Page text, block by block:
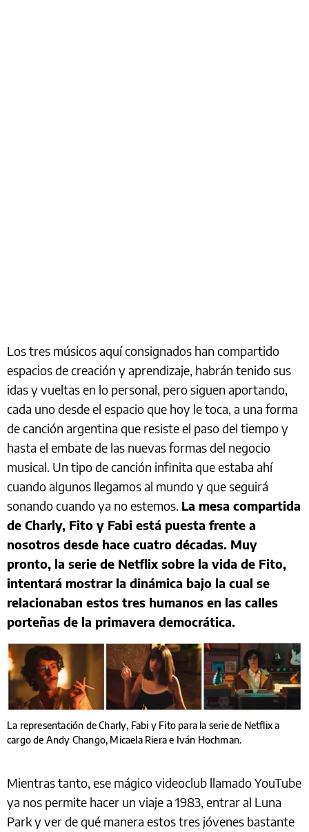
Los tres músicos aquí consignados han compartido
espacios de creación y aprendizaje, habrán tenido sus
idas y vueltas en lo personal, pero siguen aportando,
cada uno desde el espacio que hoy le toca, a una forma
de canción argentina que resiste el paso del tiempo y
hasta el embate de las nuevas formas del negocio
musical. Un tipo de canción infinita que estaba ahí
cuando algunos llegamos al mundo y que seguirá
sonando cuando ya no estemos. La mesa compartida
de Charly, Fito y Fabi está puesta frente a
nosotros desde hace cuatro décadas. Muy
pronto, la serie de Netflix sobre la vida de Fito,
intentará mostrar la dinámica bajo la cual se
relacionaban estos tres humanos en las calles
porteñas de la primavera democrática.
La representación de Charly, Fabi y Fito para la serie de Netflix a
cargo de Andy Chango, Micaela Riera e Iván Hochman.
Mientras tanto, ese mágico videoclub llamado YouTube
ya nos permite hacer un viaje a 1983, entrar al Luna
Park y ver de qué manera estos tres jóvenes bastante